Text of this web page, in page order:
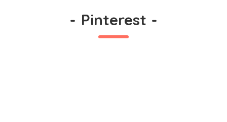
- Pinterest -